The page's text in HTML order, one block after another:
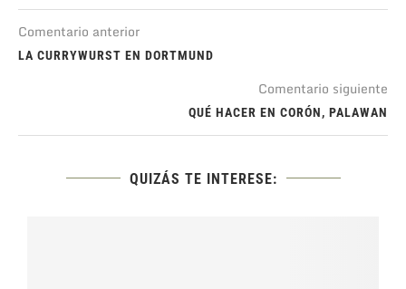
Comentario anterior
LA CURRYWURST EN DORTMUND
Comentario siguiente
QUÉ HACER EN CORÓN, PALAWAN
QUIZÁS TE INTERESE: